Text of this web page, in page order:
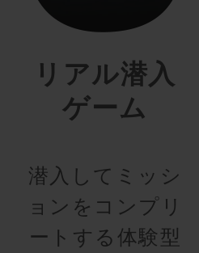
リアル潜入
ゲーム
潜入してミッシ
ョンをコンプリ
ートする体験型